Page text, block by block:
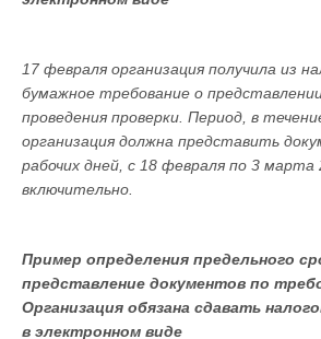
17 февраля организация получила из
бумажное требование о
проведения проверки. Период, в
организация должна представить
рабочих дней, с 18 февраля по 3 марта
включительно.
Пример определения предельного
представление документов по
Организация обязана сдавать
в электронном виде